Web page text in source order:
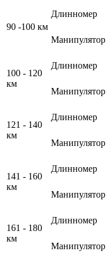
90 -100 км
Длинномер
Манипулятор
100 - 120
км
Длинномер
Манипулятор
121 - 140
км
Длинномер
Манипулятор
141 - 160
км
Длинномер
Манипулятор
161 - 180
км
Длинномер
Манипулятор